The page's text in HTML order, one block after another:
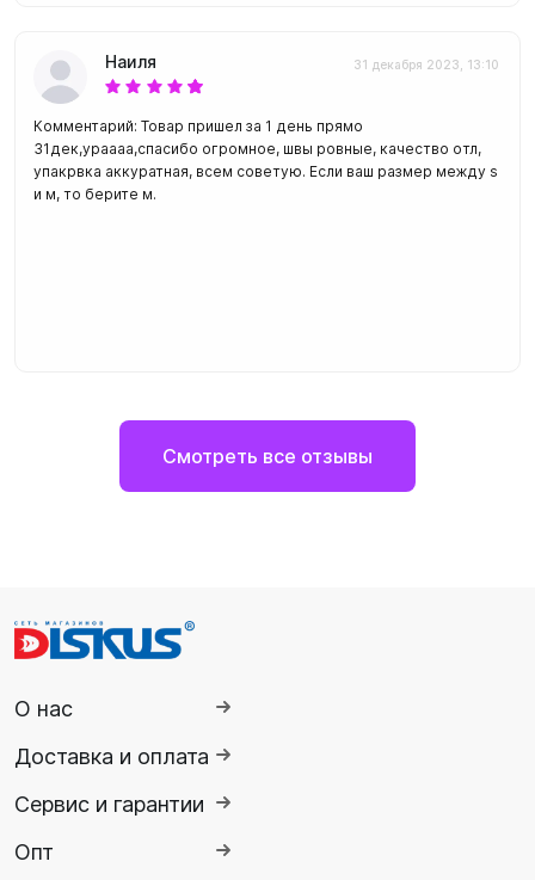
Наиля 31 декабря 2023, 13:10
Комментарий: Товар пришел за 1 день прямо
31дек,ураааа,спасибо огромное, швы ровные, качество отл,
упакрвка аккуратная, всем советую. Если ваш размер между s
и м, то берите м.
Смотреть все отзывы
О нас
Доставка и оплата
Сервис и гарантии
Опт